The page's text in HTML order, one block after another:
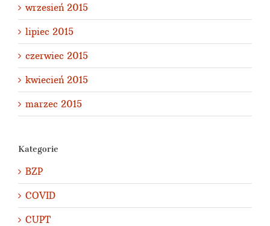
wrzesień 2015
lipiec 2015
czerwiec 2015
kwiecień 2015
marzec 2015
Kategorie
BZP
COVID
CUPT